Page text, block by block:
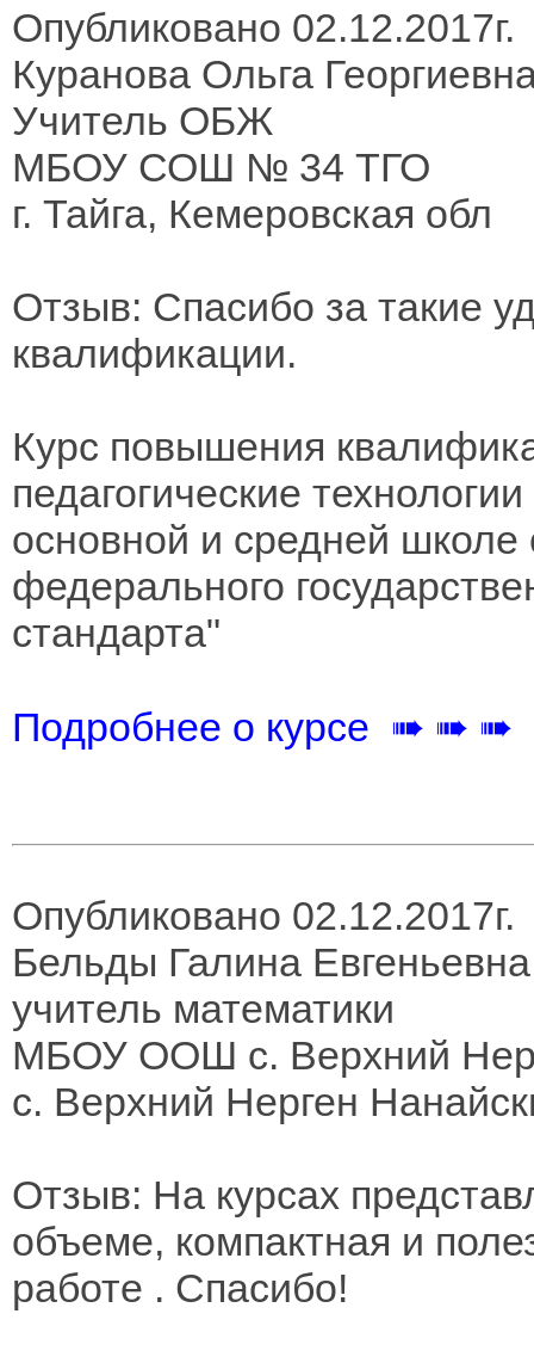
Опубликовано 02.12.2017г.
Куранова Ольга
Учитель ОБЖ
МБОУ СОШ № 34 ТГО
г. Тайга, Кемеровская обл
Отзыв: Спасибо за такие
квалификации.
Курс повышения
педагогические
основной и средней школе
федерального
стандарта"
Подробнее о курсе ➠ ➠ ➠
Опубликовано 02.12.2017г.
Бельды Галина Евгеньевна
учитель математики
МБОУ ООШ с. Верхний
с. Верхний Нерген
Отзыв: На курсах
объеме, компактная и
работе . Спасибо!